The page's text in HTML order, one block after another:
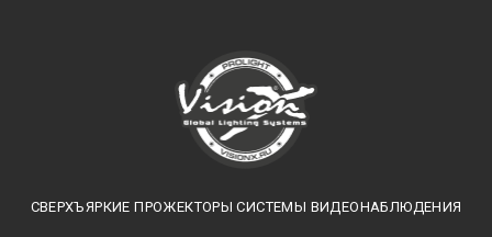
СВЕРХЪЯРКИЕ ПРОЖЕКТОРЫ СИСТЕМЫ ВИДЕОНАБЛЮДЕНИЯ